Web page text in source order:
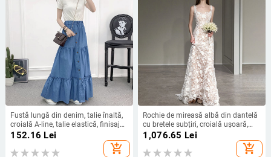
Fustă lungă din denim, talie înaltă,
croială A-line, talie elastică, finisaj
lavat cu nisip
152.16 Lei
add_shopping_cart
Rochie de mireasă albă din dantelă
cu bretele subțiri, croială ușoară,
execuție rafinată, siluetă sirenă,
rochie de seară de logodnă, croială
slim.
1,076.65 Lei
add_shopping_cart